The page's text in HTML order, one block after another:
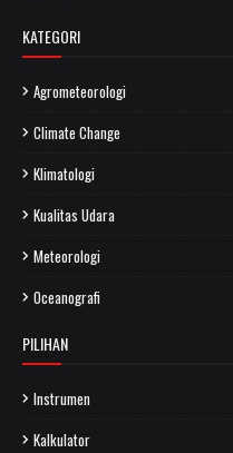
KATEGORI
Agrometeorologi
Climate Change
Klimatologi
Kualitas Udara
Meteorologi
Oceanografi
PILIHAN
Instrumen
Kalkulator